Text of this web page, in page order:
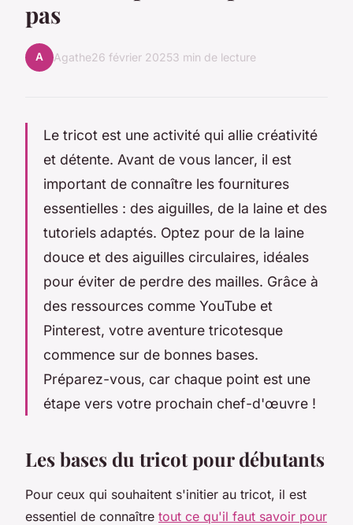
pas
A Agathe26 février 20253 min de lecture
Le tricot est une activité qui allie créativité
et détente. Avant de vous lancer, il est
important de connaître les fournitures
essentielles : des aiguilles, de la laine et des
tutoriels adaptés. Optez pour de la laine
douce et des aiguilles circulaires, idéales
pour éviter de perdre des mailles. Grâce à
des ressources comme YouTube et
Pinterest, votre aventure tricotesque
commence sur de bonnes bases.
Préparez-vous, car chaque point est une
étape vers votre prochain chef-d'œuvre !
Les bases du tricot pour débutants
Pour ceux qui souhaitent s'initier au tricot, il est
essentiel de connaître tout ce qu'il faut savoir pour